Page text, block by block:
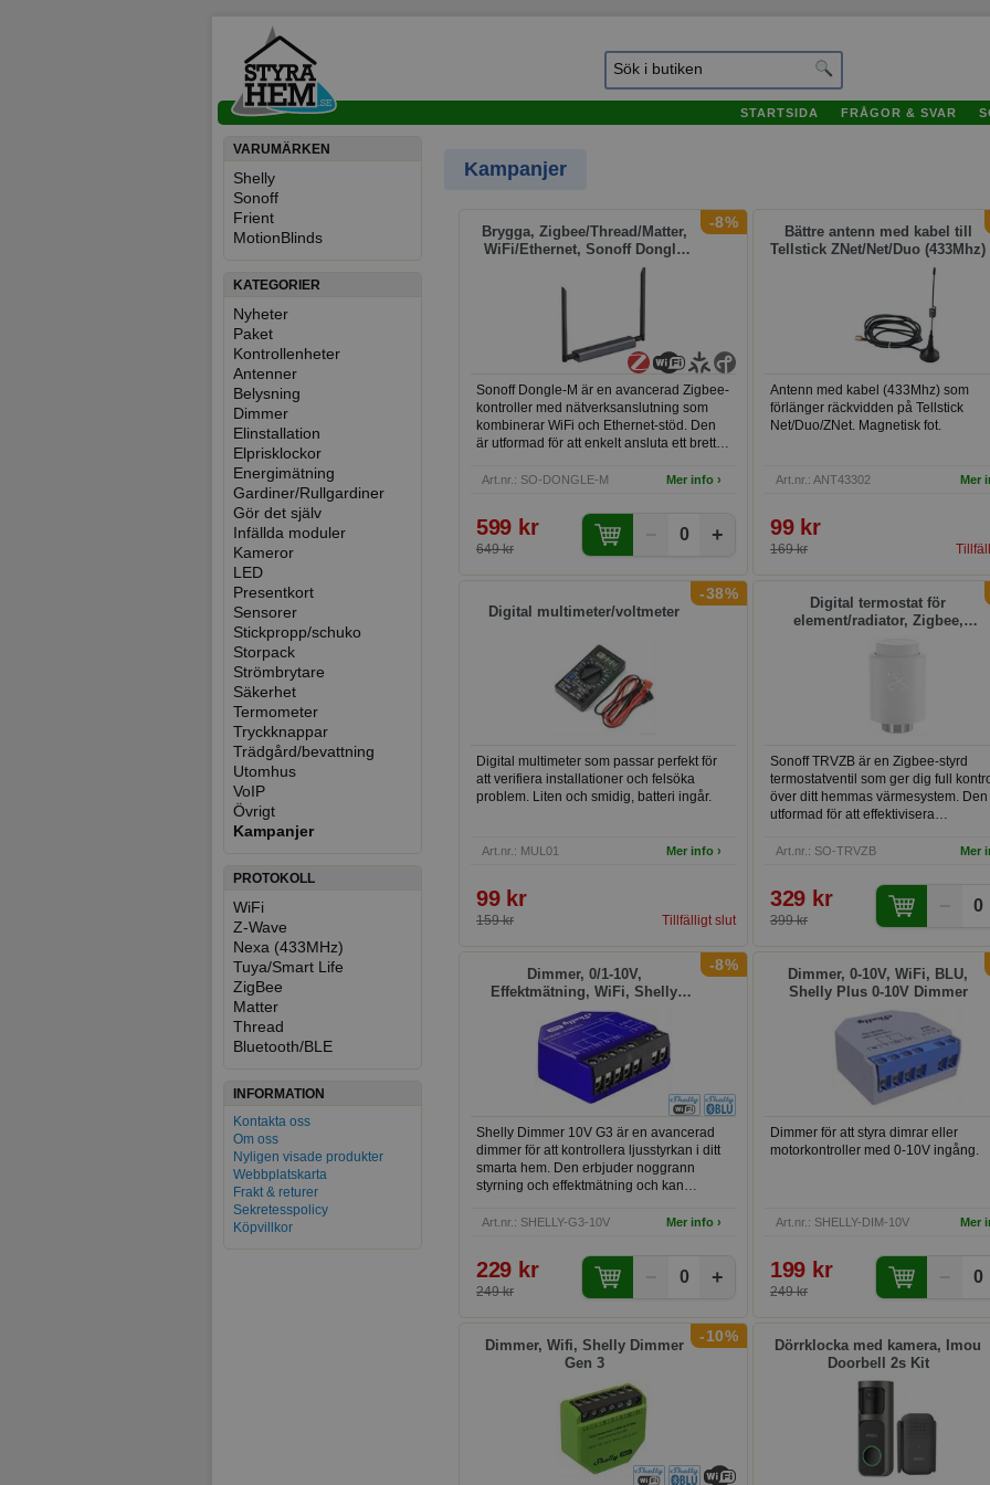
STARTSIDA FRÅGOR & SVAR
VARUMÄRKEN
Shelly
Sonoff
Frient
MotionBlinds
KATEGORIER
Nyheter
Paket
Kontrollenheter
Antenner
Belysning
Dimmer
Elinstallation
Elprisklockor
Energimätning
Gardiner/Rullgardiner
Gör det själv
Infällda moduler
Kameror
LED
Presentkort
Sensorer
Stickpropp/schuko
Storpack
Strömbrytare
Säkerhet
Termometer
Tryckknappar
Trädgård/bevattning
Utomhus
VoIP
Övrigt
Kampanjer
PROTOKOLL
WiFi
Z-Wave
Nexa (433MHz)
Tuya/Smart Life
ZigBee
Matter
Thread
Bluetooth/BLE
INFORMATION
Kontakta oss
Om oss
Nyligen visade produkter
Webbplatskarta
Frakt & returer
Sekretesspolicy
Köpvillkor
Kampanjer
Kampanjer -8%
Brygga, Zigbee/Thread/Matter,
WiFi/Ethernet, Sonoff Dongle
Sonoff Dongle-M är en avancerad Zigbee-
kontroller med nätverksanslutning som
kombinerar WiFi och Ethernet-stöd. Den
är utformad för att enkelt ansluta ett brett
erbjuder flexibilitet i strömförsörjning
Art.nr.: SO-DONGLE-M Mer info ›
599 kr
649 kr
0 +
Bättre antenn med kabel till
Tellstick ZNet/Net/Duo (433Mhz)
Antenn med kabel (433Mhz) som
förlänger räckvidden på Tellstick
Net/Duo/ZNet. Magnetisk fot.
Art.nr.: ANT43302 Mer
99 kr
169 kr
-38%
Digital multimeter/voltmeter
Digital multimeter som passar perfekt för
att verifiera installationer och felsöka
problem. Liten och smidig, batteri ingår.
Art.nr.: MUL01 Mer info ›
99 kr
159 kr Tillfälligt slut
Digital termostat för
element/radiator, Zigbee,
Sonoff TRVZB är en Zigbee-styrd
termostatventil som ger dig full
över ditt hemmas värmesystem.
utformad för att effektivisera
genom fjärrstyrning via smartphone
Art.nr.: SO-TRVZB Mer
329 kr
399 kr
0
-8%
Dimmer, 0/1-10V,
Effektmätning, WiFi, Shelly
Plus G3 Dimmer 0/1-10V PM
Shelly Dimmer 10V G3 är en avancerad
dimmer för att kontrollera ljusstyrkan i ditt
smarta hem. Den erbjuder noggrann
styrning och effektmätning och kan
strömbrytare. Den är kompatibel med 0-
ljuskällor, motorer och ventiler.
Art.nr.: SHELLY-G3-10V Mer info ›
229 kr
249 kr
0 +
Dimmer, 0-10V, WiFi, BLU,
Shelly Plus 0-10V Dimmer
Dimmer för att styra dimrar eller
motorkontroller med 0-10V ingång.
Art.nr.: SHELLY-DIM-10V Mer
199 kr
249 kr
0
-10%
Dimmer, Wifi, Shelly Dimmer
Gen 3
Dörrklocka med kamera, Imou
Doorbell 2s Kit